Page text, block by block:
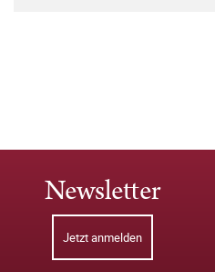
Newsletter
Jetzt anmelden